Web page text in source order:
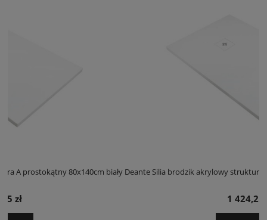
Deante Silia brodzik akrylowy struktura A prostokątny 100x120cm